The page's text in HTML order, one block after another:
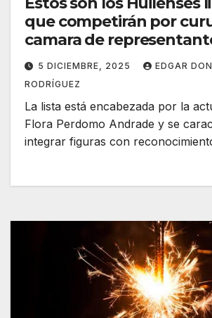
que competirán por
camara de
5 DICIEMBRE, 2025
EDGAR
RODRÍGUEZ
La lista está encabezada por la
Flora Perdomo Andrade y se
integrar figuras con